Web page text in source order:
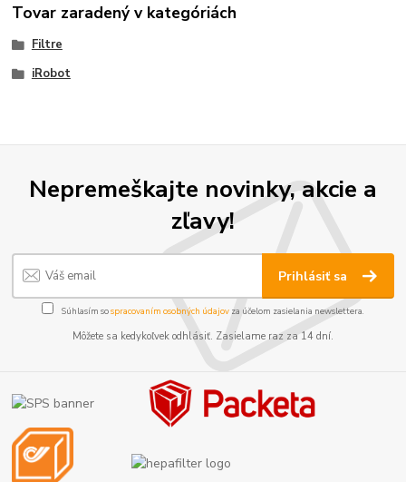
Tovar zaradený v kategóriách
Filtre
iRobot
Nepremeškajte novinky, akcie a
zľavy!
Prihlásiť sa
Súhlasím sospracovaním osobných údajov za účelom zasielania newslettera.
Môžete sa kedykoľvek odhlásiť. Zasielame raz za 14 dní.